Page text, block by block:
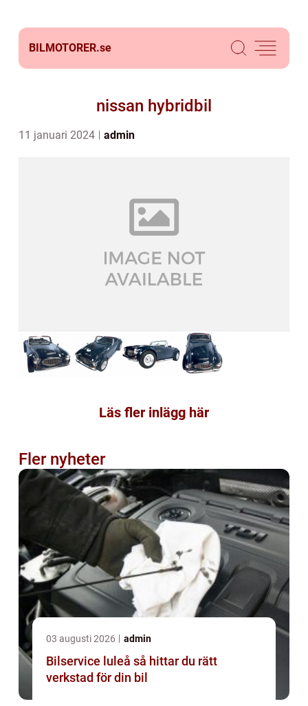
BILMOTORER.se
nissan hybridbil
11 januari 2024 admin
Läs fler inlägg här
Fler nyheter
03 augusti 2026 admin
Bilservice luleå så hittar du rätt
verkstad för din bil